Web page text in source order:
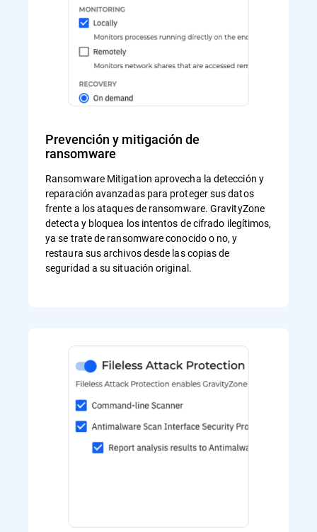
Prevención y mitigación de
ransomware
Ransomware Mitigation aprovecha la detección y
reparación avanzadas para proteger sus datos
frente a los ataques de ransomware. GravityZone
detecta y bloquea los intentos de cifrado ilegítimos,
ya se trate de ransomware conocido o no, y
restaura sus archivos desde las copias de
seguridad a su situación original.